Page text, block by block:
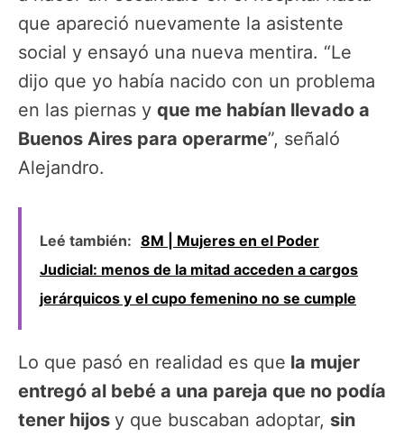
que apareció nuevamente la asistente
social y ensayó una nueva mentira. “Le
dijo que yo había nacido con un problema
en las piernas y que me habían llevado a
Buenos Aires para operarme”, señaló
Alejandro.
Leé también: 8M | Mujeres en el Poder
Judicial: menos de la mitad acceden a cargos
jerárquicos y el cupo femenino no se cumple
Lo que pasó en realidad es que la mujer
entregó al bebé a una pareja que no podía
tener hijos y que buscaban adoptar, sin